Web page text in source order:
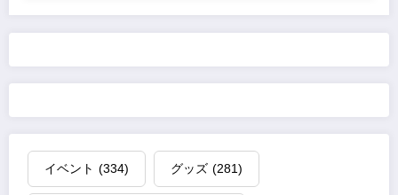
イベント (334) グッズ (281)